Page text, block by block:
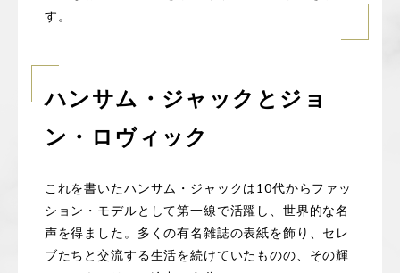
す。
ハンサム・ジャックとジョ
ン・ロヴィック
これを書いたハンサム・ジャックは10代からファッ
ション・モデルとして第一線で活躍し、世界的な名
声を得ました。多くの有名雑誌の表紙を飾り、セレ
ブたちと交流する生活を続けていたものの、その輝